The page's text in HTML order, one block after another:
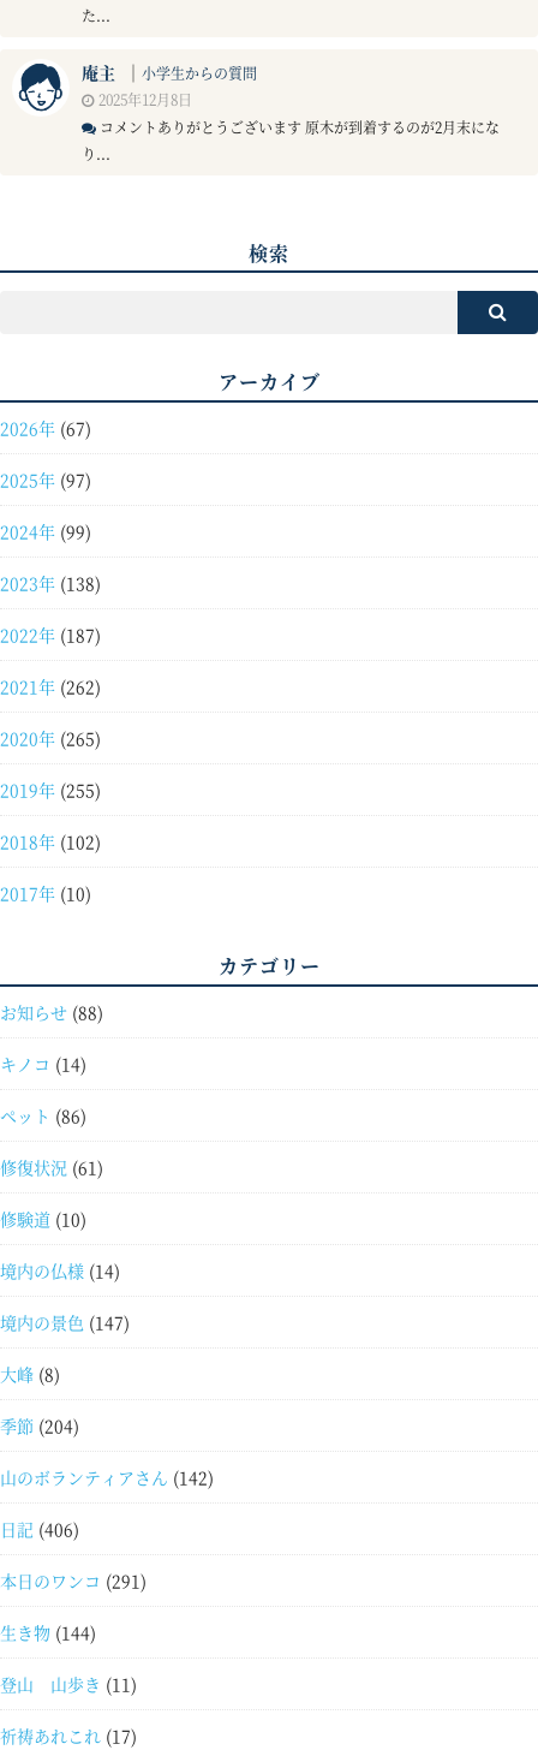
た...
庵主 ｜ 小学生からの質問
2025年12月8日
コメントありがとうございます 原木が到着するのが2月末にな
り...
検索
アーカイブ
2026年 (67)
2025年 (97)
2024年 (99)
2023年 (138)
2022年 (187)
2021年 (262)
2020年 (265)
2019年 (255)
2018年 (102)
2017年 (10)
カテゴリー
お知らせ (88)
キノコ (14)
ペット (86)
修復状況 (61)
修験道 (10)
境内の仏様 (14)
境内の景色 (147)
大峰 (8)
季節 (204)
山のボランティアさん (142)
日記 (406)
本日のワンコ (291)
生き物 (144)
登山 山歩き (11)
祈祷あれこれ (17)